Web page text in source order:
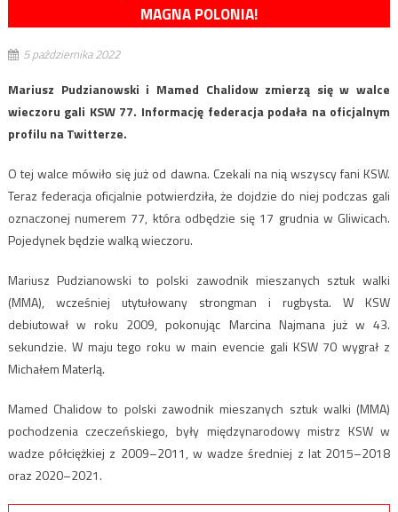
MAGNA POLONIA!
5 października 2022
Mariusz Pudzianowski i Mamed Chalidow zmierzą się w walce
wieczoru gali KSW 77. Informację federacja podała na oficjalnym
profilu na Twitterze.
O tej walce mówiło się już od dawna. Czekali na nią wszyscy fani KSW.
Teraz federacja oficjalnie potwierdziła, że dojdzie do niej podczas gali
oznaczonej numerem 77, która odbędzie się 17 grudnia w Gliwicach.
Pojedynek będzie walką wieczoru.
Mariusz Pudzianowski to polski zawodnik mieszanych sztuk walki
(MMA), wcześniej utytułowany strongman i rugbysta. W KSW
debiutował w roku 2009, pokonując Marcina Najmana już w 43.
sekundzie. W maju tego roku w main evencie gali KSW 70 wygrał z
Michałem Materlą.
Mamed Chalidow to polski zawodnik mieszanych sztuk walki (MMA)
pochodzenia czeczeńskiego, były międzynarodowy mistrz KSW w
wadze półciężkiej z 2009–2011, w wadze średniej z lat 2015–2018
oraz 2020–2021.